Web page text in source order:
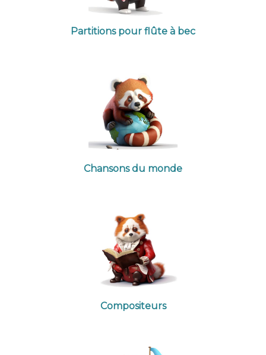
Partitions pour flûte à bec
Chansons du monde
Compositeurs